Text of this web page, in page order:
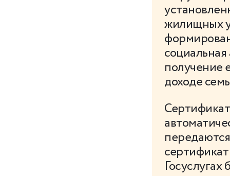
жилищных
получение
доходе